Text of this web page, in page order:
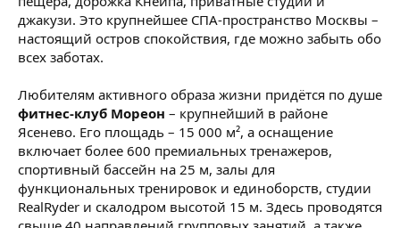
джакузи. Это крупнейшее СПА-пространство Москвы –
настоящий остров спокойствия, где можно забыть обо
всех заботах.
Любителям активного образа жизни придётся по душе
фитнес-клуб Мореон – крупнейший в районе
Ясенево. Его площадь – 15 000 м², а оснащение
включает более 600 премиальных тренажеров,
спортивный бассейн на 25 м, залы для
функциональных тренировок и единоборств, студии
RealRyder и скалодром высотой 15 м. Здесь проводятся